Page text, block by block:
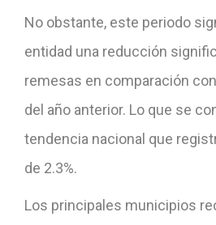
No obstante, este periodo
entidad una reducción
remesas en comparación
del año anterior. Lo que se
tendencia nacional que
de 2.3%.
Los principales municipios